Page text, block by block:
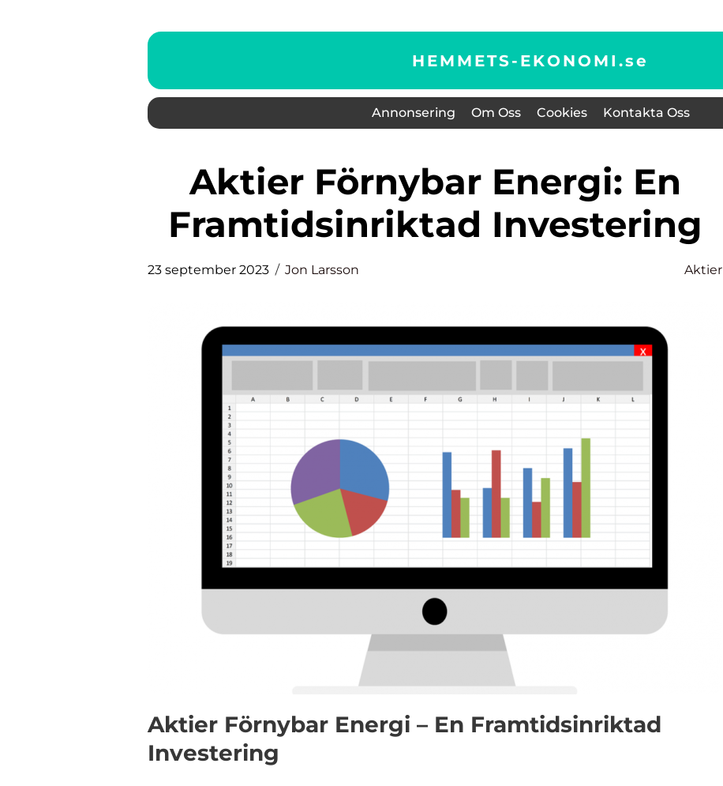
HEMMETS-EKONOMI.se
Annonsering Om Oss Cookies Kontakta Oss
Aktier Förnybar Energi: En
Framtidsinriktad Investering
23 september 2023 Jon Larsson Aktier
Aktier Förnybar Energi – En Framtidsinriktad
Investering